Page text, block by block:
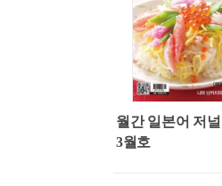
월간 일본어 저널
3월호